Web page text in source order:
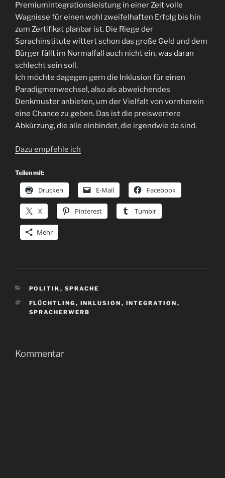
Premiumintegrationsleistung in einer Zeit volle
Wagnisse für einen wohl zweifelhaften Erfolg bis hin
zum Zertifikat planbar ist. Die Riege der
Sprachinstitute wittert schon das große Geld und dem
Bürger fällt im Normalfall auch nicht ein, was daran
schlecht sein soll.
Ich möchte dagegen gern die Inklusion für einen
Paradigmenwechsel, also als abweichendes
Denkmuster anbieten, um der Vielfalt von vornherein
eine Chance zu geben. Das ist die preiswertere
Abkürzung, die alle einbindet, die irgendwie da sind.
Dazu empfehle ich
Teilen mit:
Drucken E-Mail Facebook
X Pinterest Tumblr
Mehr
KATEGORIEN
POLITIK , SPRACHE
SCHLAGWÖRTER
FLÜCHTLING , INKLUSION , INTEGRATION ,
SPRACHERWERB
Kommentar